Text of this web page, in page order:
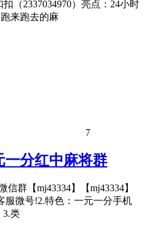
扣（2337034970）亮点：24小时
来跑去的麻
7
一分红中麻将群
群【mj43334】【mj43334】
服微号!2.特色：一元一分手机
3.类